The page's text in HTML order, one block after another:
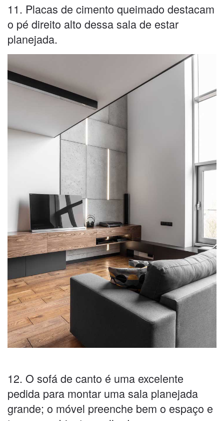
11. Placas de cimento queimado destacam
o pé direito alto dessa sala de estar
planejada.
12. O sofá de canto é uma excelente
pedida para montar uma sala planejada
grande; o móvel preenche bem o espaço e